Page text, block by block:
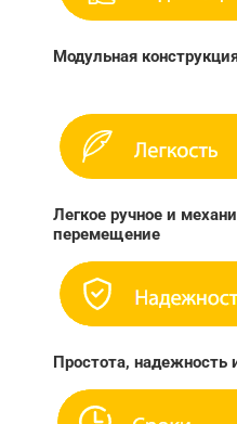
Модульная
Легкое ручное и
перемещение
Простота, надежность